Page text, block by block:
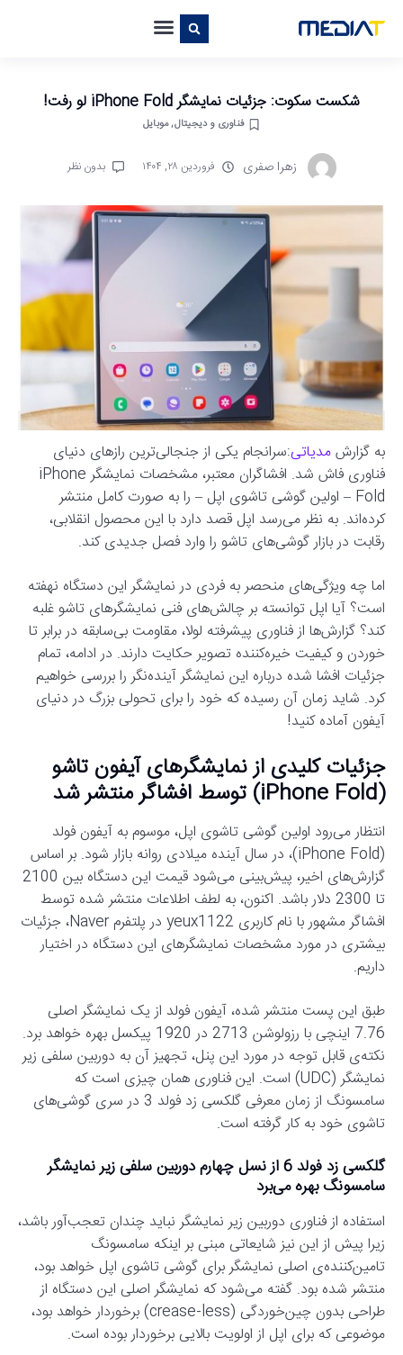
شکست سکوت: جزئیات نمایشگر iPhone Fold لو رفت!
فناوری و دیجیتال,موبایل
زهرا صفری فروردین ۲۸, ۱۴۰۴ بدون نظر
به گزارشمدیاتی:سرانجام یکی از جنجالی‌ترین رازهای دنیای
فناوری فاش شد. افشاگران معتبر، مشخصات نمایشگر iPhone
Fold – اولین گوشی تاشوی اپل – را به صورت کامل منتشر
کرده‌اند. به نظر می‌رسد اپل قصد دارد با این محصول انقلابی،
رقابت در بازار گوشی‌های تاشو را وارد فصل جدیدی کند.
اما چه ویژگی‌های منحصر به فردی در نمایشگر این دستگاه نهفته
است؟ آیا اپل توانسته بر چالش‌های فنی نمایشگرهای تاشو غلبه
کند؟ گزارش‌ها از فناوری پیشرفته لولا، مقاومت بی‌سابقه در برابر تا
خوردن و کیفیت خیره‌کننده تصویر حکایت دارند. در ادامه، تمام
جزئیات افشا شده درباره این نمایشگر آینده‌نگر را بررسی خواهیم
کرد. شاید زمان آن رسیده که خود را برای تحولی بزرگ در دنیای
آیفون آماده کنید!
جزئیات کلیدی از نمایشگرهای آیفون تاشو
(iPhone Fold) توسط افشاگر منتشر شد
انتظار می‌رود اولین گوشی تاشوی اپل، موسوم به آیفون فولد
(iPhone Fold)، در سال آینده میلادی روانه بازار شود. بر اساس
گزارش‌های اخیر، پیش‌بینی می‌شود قیمت این دستگاه بین 2100
تا 2300 دلار باشد. اکنون، به لطف اطلاعات منتشر شده توسط
افشاگر مشهور با نام کاربری yeux1122 در پلتفرم Naver، جزئیات
بیشتری در مورد مشخصات نمایشگرهای این دستگاه در اختیار
داریم.
طبق این پست منتشر شده، آیفون فولد از یک نمایشگر اصلی
7.76 اینچی با رزولوشن 2713 در 1920 پیکسل بهره خواهد برد.
نکته‌ی قابل توجه در مورد این پنل، تجهیز آن به دوربین سلفی زیر
نمایشگر (UDC) است. این فناوری همان چیزی است که
سامسونگ از زمان معرفی گلکسی زد فولد 3 در سری گوشی‌های
تاشوی خود به کار گرفته است.
گلکسی زد فولد 6 از نسل چهارم دوربین سلفی زیر نمایشگر
سامسونگ بهره می‌برد
استفاده از فناوری دوربین زیر نمایشگر نباید چندان تعجب‌آور باشد،
زیرا پیش از این نیز شایعاتی مبنی بر اینکه سامسونگ
تامین‌کننده‌ی اصلی نمایشگر برای گوشی تاشوی اپل خواهد بود،
منتشر شده بود. گفته می‌شود که نمایشگر اصلی این دستگاه از
طراحی بدون چین‌خوردگی (crease-less) برخوردار خواهد بود،
موضوعی که برای اپل از اولویت بالایی برخوردار بوده است.